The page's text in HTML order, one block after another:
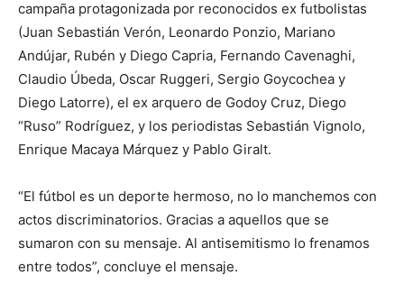
campaña protagonizada por reconocidos ex futbolistas
(Juan Sebastián Verón, Leonardo Ponzio, Mariano
Andújar, Rubén y Diego Capria, Fernando Cavenaghi,
Claudio Úbeda, Oscar Ruggeri, Sergio Goycochea y
Diego Latorre), el ex arquero de Godoy Cruz, Diego
“Ruso” Rodríguez, y los periodistas Sebastián Vignolo,
Enrique Macaya Márquez y Pablo Giralt.
“El fútbol es un deporte hermoso, no lo manchemos con
actos discriminatorios. Gracias a aquellos que se
sumaron con su mensaje. Al antisemitismo lo frenamos
entre todos”, concluye el mensaje.